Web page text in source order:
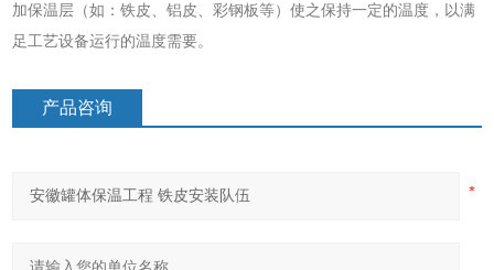
加保温层（如：铁皮、铝皮、彩钢板等）使之保持一定的温度，以满
足工艺设备运行的温度需要。
产品咨询